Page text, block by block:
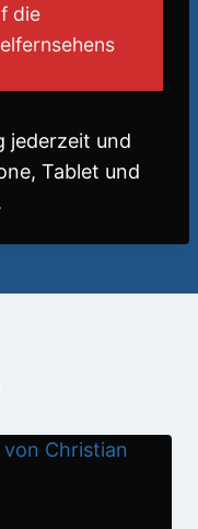
die
jederzeit und
Tablet und